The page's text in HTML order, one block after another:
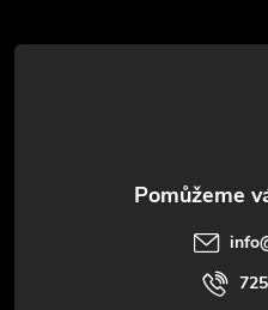
t
info